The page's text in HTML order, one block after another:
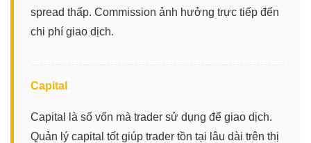
spread thấp. Commission ảnh hưởng trực tiếp đến
chi phí giao dịch.
Capital
Capital là số vốn mà trader sử dụng để giao dịch.
Quản lý capital tốt giúp trader tồn tại lâu dài trên thị